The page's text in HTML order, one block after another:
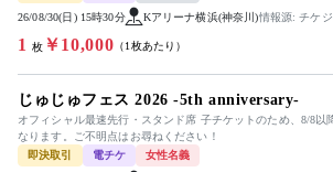
26/08/30(日) 15時30分 Kアリーナ横浜(神奈川)情報源: チケ
1 枚￥10,000 （1枚あたり）
じゅじゅフェス 2026 -5th anniversary-
オフィシャル最速先行・スタンド席 子チケットのため、8/8以
なります。ご不明点はお尋ねください！
即決取引
電チケ 女性名義